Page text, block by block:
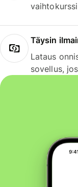
Täysin
Lataus
sovellus,